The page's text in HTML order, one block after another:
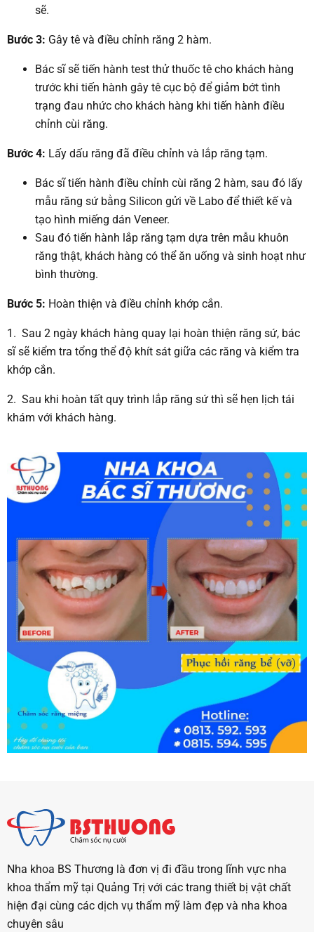
sẽ.
Bước 3: Gây tê và điều chỉnh răng 2 hàm.
Bác sĩ sẽ tiến hành test thử thuốc tê cho khách hàng
trước khi tiến hành gây tê cục bộ để giảm bớt tình
trạng đau nhức cho khách hàng khi tiến hành điều
chỉnh cùi răng.
Bước 4: Lấy dấu răng đã điều chỉnh và lắp răng tạm.
Bác sĩ tiến hành điều chỉnh cùi răng 2 hàm, sau đó lấy
mẫu răng sứ bằng Silicon gửi về Labo để thiết kế và
tạo hình miếng dán Veneer.
Sau đó tiến hành lắp răng tạm dựa trên mẫu khuôn
răng thật, khách hàng có thể ăn uống và sinh hoạt như
bình thường.
Bước 5: Hoàn thiện và điều chỉnh khớp cắn.
1. Sau 2 ngày khách hàng quay lại hoàn thiện răng sứ, bác
sĩ sẽ kiểm tra tổng thể độ khít sát giữa các răng và kiểm tra
khớp cắn.
2. Sau khi hoàn tất quy trình lắp răng sứ thì sẽ hẹn lịch tái
khám với khách hàng.
Nha khoa BS Thương là đơn vị đi đầu trong lĩnh vực nha
khoa thẩm mỹ tại Quảng Trị với các trang thiết bị vật chất
hiện đại cùng các dịch vụ thẩm mỹ làm đẹp và nha khoa
chuyên sâu